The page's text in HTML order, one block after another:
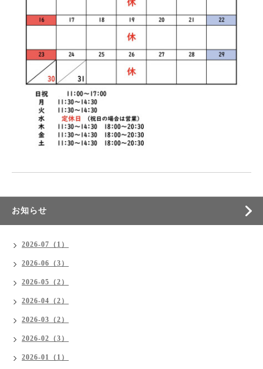
お知らせ
2026-07（1）
2026-06（3）
2026-05（2）
2026-04（2）
2026-03（2）
2026-02（3）
2026-01（1）